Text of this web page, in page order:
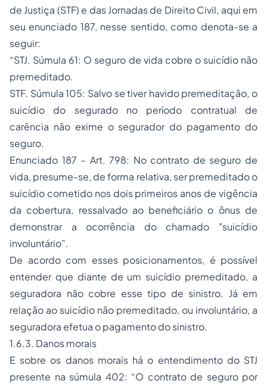
de Justiça (STF) e das Jornadas de Direito Civil, aqui em
seu enunciado 187, nesse sentido, como denota-se a
seguir:
“STJ. Súmula 61: O seguro de vida cobre o suicídio não
premeditado.
STF. Súmula 105: Salvo se tiver havido premeditação, o
suicídio do segurado no período contratual de
carência não exime o segurador do pagamento do
seguro.
Enunciado 187 – Art. 798: No contrato de seguro de
vida, presume-se, de forma relativa, ser premeditado o
suicídio cometido nos dois primeiros anos de vigência
da cobertura, ressalvado ao beneficiário o ônus de
demonstrar a ocorrência do chamado "suicídio
involuntário”.
De acordo com esses posicionamentos, é possível
entender que diante de um suicídio premeditado, a
seguradora não cobre esse tipo de sinistro. Já em
relação ao suicídio não premeditado, ou involuntário, a
seguradora efetua o pagamento do sinistro.
1.6.3. Danos morais
E sobre os danos morais há o entendimento do STJ
presente na súmula 402: “O contrato de seguro por